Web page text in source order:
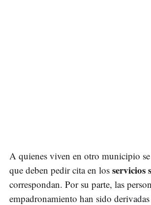
A quienes viven en otro municipio
que deben pedir cita en los servicios
correspondan. Por su parte, las
empadronamiento han sido